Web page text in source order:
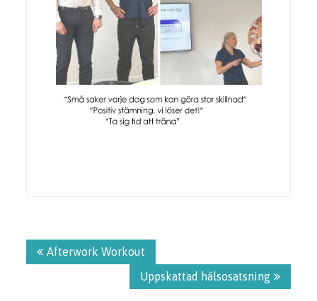
Afterwork Workout
Uppskattad hälsosatsning